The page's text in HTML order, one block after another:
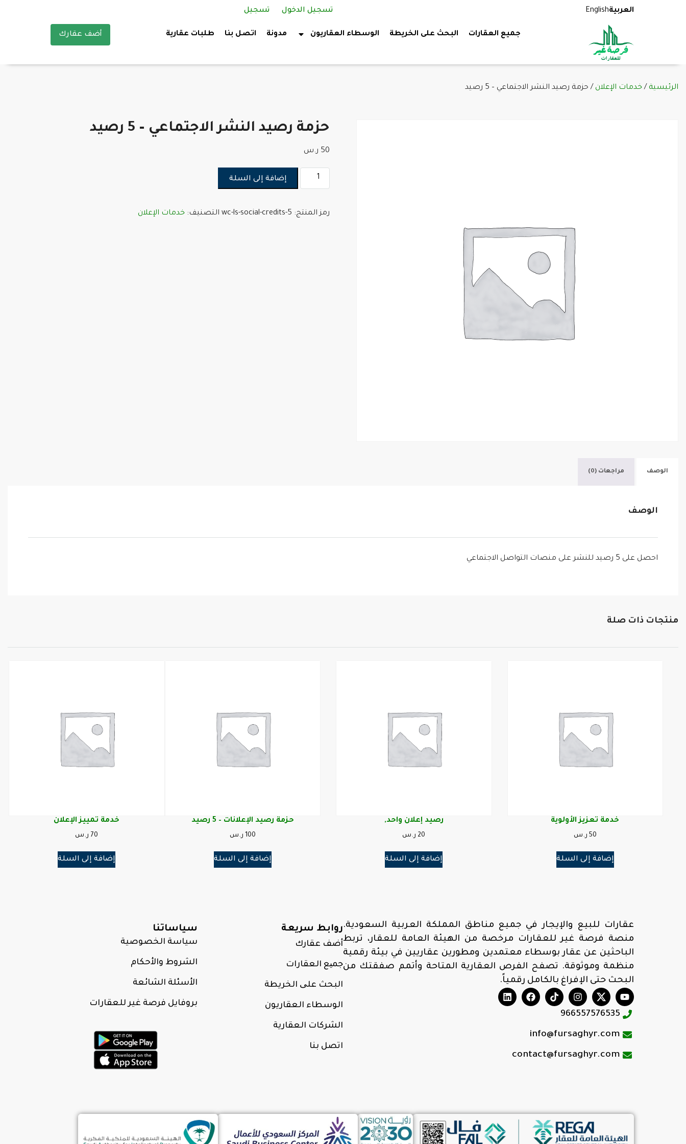
العربيةEnglish تسجيل الدخول تسجيل
جميع العقارات البحث على الخريطة الوسطاء العقاريون مدونة اتصل بنا طلبات عقارية أضف عقارك
الرئيسية /خدمات الإعلان / حزمة رصيد النشر الاجتماعي – 5 رصيد
حزمة رصيد النشر الاجتماعي – 5 رصيد
50 ر.س
إضافة إلى السلة
رمز المنتج: wc-ls-social-credits-5 التصنيف:خدمات الإعلان
الوصف مراجعات (0)
الوصف
احصل على 5 رصيد للنشر على منصات التواصل الاجتماعي
منتجات ذات صلة
خدمة تعزيز الأولوية
50 ر.س
إضافة إلى السلة
رصيد إعلان واحد,
20 ر.س
إضافة إلى السلة
حزمة رصيد الإعلانات – 5 رصيد
100 ر.س
إضافة إلى السلة
خدمة تمييز الإعلان
70 ر.س
إضافة إلى السلة
عقارات للبيع والإيجار في جميع مناطق المملكة العربية السعودية.
منصة فرصة غير للعقارات مرخصة من الهيئة العامة للعقار، تربط
الباحثين عن عقار بوسطاء معتمدين ومطورين عقاريين في بيئة رقمية
منظمة وموثوقة. تصفح الفرص العقارية المتاحة وأتمم صفقتك من
البحث حتى الإفراغ بالكامل رقمياً.
966557576535
info@fursaghyr.com
contact@fursaghyr.com
روابط سريعة
أضف عقارك
جمیع العقارات
البحث علی الخريطة
الوسطاء العقاريون
الشركات العقارية
اتصل بنا
سياساتنا
سياسة الخصوصية
الشروط والأحكام
الأسئلة الشائعة
بروفايل فرصة غير للعقارات